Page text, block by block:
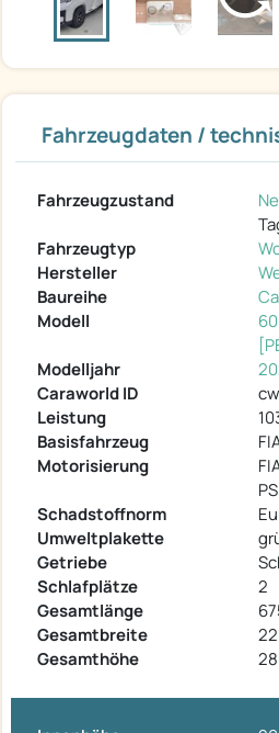
Fahrzeugdaten /
Fahrzeugzustand
Fahrzeugtyp
Hersteller
Baureihe
Modell
Modelljahr
Caraworld ID
Leistung
Basisfahrzeug
Motorisierung
Schadstoffnorm
Umweltplakette
Getriebe
Schlafplätze
2
Gesamtlänge
Gesamtbreite
Gesamthöhe